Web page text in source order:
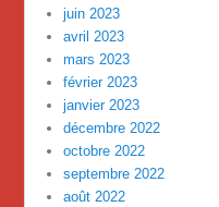
juin 2023
avril 2023
mars 2023
février 2023
janvier 2023
décembre 2022
octobre 2022
septembre 2022
août 2022